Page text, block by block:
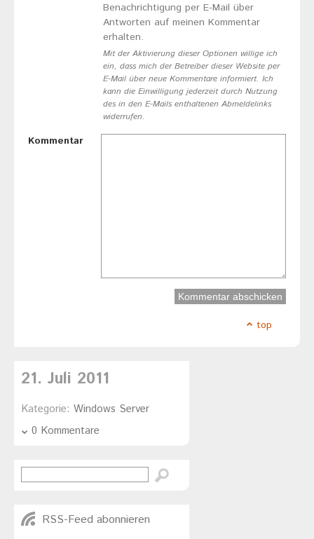
Benachrichtigung per E-Mail über
Antworten auf meinen Kommentar
erhalten.
Mit der Aktivierung dieser Optionen willige ich
ein, dass mich der Betreiber dieser Website per
E-Mail über neue Kommentare informiert. Ich
kann die Einwilligung jederzeit durch Nutzung
des in den E-Mails enthaltenen Abmeldelinks
widerrufen.
Kommentar
top
21. Juli 2011
Kategorie: Windows Server
0 Kommentare
RSS-Feed abonnieren